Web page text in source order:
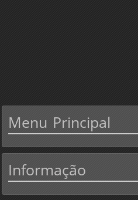
Menu Principal
Informação